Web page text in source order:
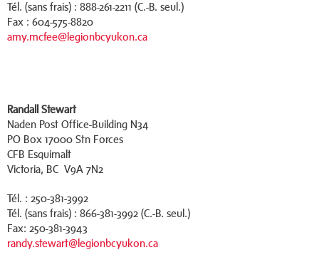
Tél. (sans frais) : 888-261-2211 (C.-B. seul.)
Fax : 604-575-8820
amy.mcfee@legionbcyukon.ca
Randall Stewart
Naden Post Office-Building N34
PO Box 17000 Stn Forces
CFB Esquimalt
Victoria, BC V9A 7N2
Tél. : 250-381-3992
Tél. (sans frais) : 866-381-3992 (C.-B. seul.)
Fax: 250-381-3943
randy.stewart@legionbcyukon.ca